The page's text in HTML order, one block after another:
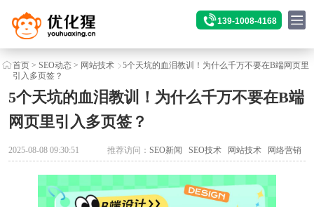
139-1008-4168
首页> SEO动态> 网站技术
5个天坑的血泪教训！为什么千万不要在B端网页里
引入多页签？
5个天坑的血泪教训！为什么千万不要在B端
网页里引入多页签？
2025-08-08 09:30:51 推荐访问：SEO新闻 SEO技术 网站技术 网络营销